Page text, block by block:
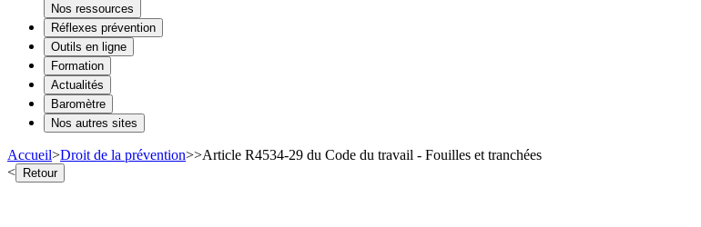
Nos ressources
Réflexes prévention
Outils en ligne
Formation
Actualités
Baromètre
Nos autres sites
Accueil>Droit de la prévention>>Article R4534-29 du Code du travail - Fouilles et tranchées
< Retour